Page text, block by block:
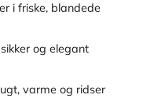
i friske, blandede
og elegant
varme og ridser